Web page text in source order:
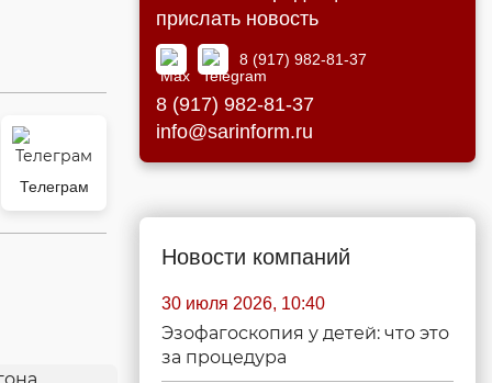
Телеграм
прислать новость
8 (917) 982-81-37
8 (917) 982-81-37
info@sarinform.ru
Новости компаний
30 июля 2026, 10:40
Эзофагоскопия у детей: что это
за процедура